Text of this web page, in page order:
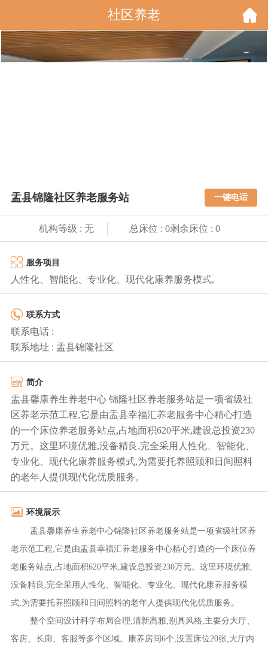
社区养老
盂县锦隆社区养老服务站 一键电话
机构等级 : 无 总床位 : 0剩余床位 : 0
服务项目
人性化、智能化、专业化、现代化康养服务模式,
联系方式
联系电话 :
联系地址 : 盂县锦隆社区
简介
盂县馨康养生养老中心 锦隆社区养老服务站是一项省级社
区养老示范工程,它是由盂县幸福汇养老服务中心精心打造
的一个床位养老服务站点,占地面积620平米,建设总投资230
万元。这里环境优雅,没备精良,完全采用人性化、智能化、
专业化、现代化康养服务模式,为需要托养照顾和日间照料
的老年人提供现代化优质服务。
环境展示
盂县馨康养生养老中心锦隆社区养老服务站是一项省级社区养
老示范工程,它是由盂县幸福汇养老服务中心精心打造的一个床位养
老服务站点,占地面积620平米,建设总投资230万元。这里环境优雅,
没备精良,完全采用人性化、智能化、专业化、现代化康养服务模
式,为需要托养照顾和日间照料的老年人提供现代化优质服务。
整个空间设计科学布局合理,清新高雅,别具风格,主要分大厅、
客房、长廊、客服等多个区域。康养房间6个,没置床位20张,大厅内